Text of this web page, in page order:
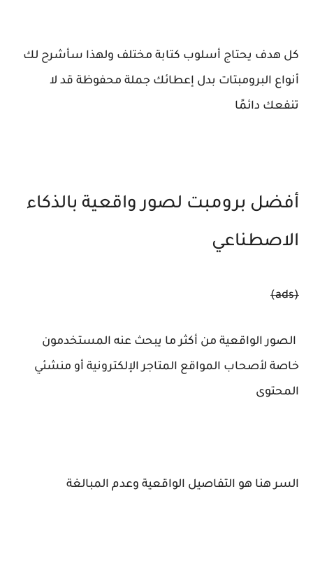
كل هدف يحتاج أسلوب كتابة مختلف ولهذا سأشرح لك
أنواع البرومبتات بدل إعطائك جملة محفوظة قد لا
تنفعك دائمًا
أفضل برومبت لصور واقعية بالذكاء
الاصطناعي
(ads)
الصور الواقعية من أكثر ما يبحث عنه المستخدمون
خاصة لأصحاب المواقع المتاجر الإلكترونية أو منشئي
المحتوى
السر هنا هو التفاصيل الواقعية وعدم المبالغة